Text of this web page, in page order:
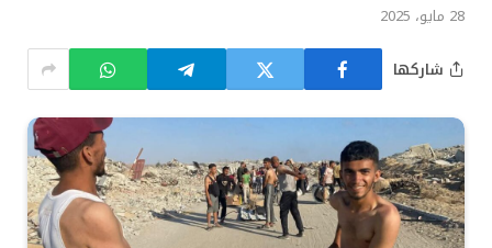
28 مايو، 2025
شاركها